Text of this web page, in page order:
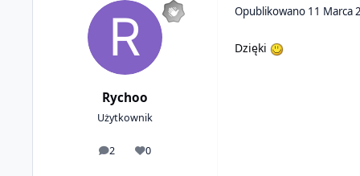
Rychoo
Użytkownik
2
odpowiedzi
0
Reputacja
Opublikowano 11 Marca
Dzięki